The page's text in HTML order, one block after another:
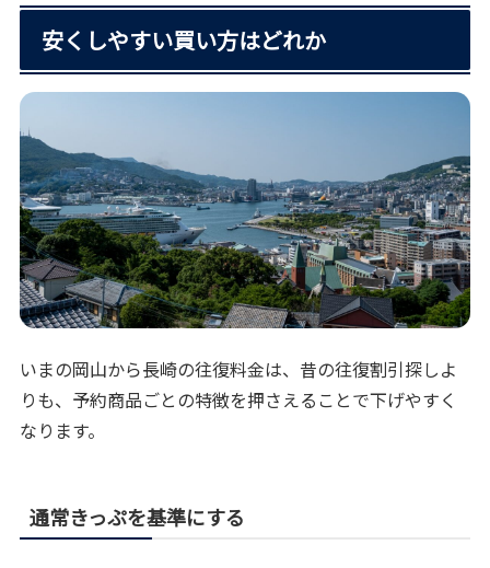
安くしやすい買い方はどれか
いまの岡山から長崎の往復料金は、昔の往復割引探しよ
りも、予約商品ごとの特徴を押さえることで下げやすく
なります。
通常きっぷを基準にする